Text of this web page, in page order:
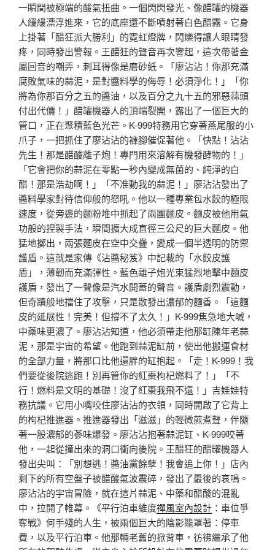
一瞬間被極端的酸氣扭曲。一個閃閃發光、像醋罐的機器
人緩緩漂浮進來，它的底座還不斷噴射著白色醋霧。它身
上掛著「醋狂派大勝利」的霓虹燈牌，閃爍得讓人眼睛發
疼，同時發出警報。王醋狂的聲音再次響起，這次帶著金
屬回音的嘲弄，刺耳得像是磨砂紙。「廖沾沾！你那充滿
腐敗氣味的蒜泥，是對醬料學的侮辱！必須淨化！」「你
將為你那百分之五的醬油，以及百分之九十五的邪惡蒜頭
付出代價！」醋罐機器人的頂端裂開，露出了一個巨大的
管口，正在聚積藍色光芒。K-999特務用它穿著燕尾服的小
爪子，一把抓住了廖沾沾的褲腳催促著他。「快點！沾沾
先生！那是醋酸離子炮！專門用來溶解有機發酵物的！」
「它會把你的蒜泥在零點一秒內變成無菌的、純淨的白
醋！那是浩劫啊！」「不准動我的蒜泥！」廖沾沾發出了
醬料學家對待信仰般的怒吼。他以一種專業包水餃的極限
速度，從旁邊的麵粉堆中抓起了兩團麵皮。麵皮被他用氣
功般的捏製手法，瞬間擴大成直徑三公尺的巨大麵皮。他
猛地擲出，兩張麵皮在空中交疊，變成一個半透明的防禦
護盾。這就是家傳《沾醬秘笈》中記載的「水餃皮護
盾」，薄韌而充滿彈性。藍色離子炮光束猛烈地擊中麵皮
護盾，發出了一聲像是汽水開蓋的聲音。護盾劇烈震動，
但奇蹟般地擋住了攻擊，只是散發出濃郁的麵香。「這麵
皮的延展性！完美！但撐不了太久！」K-999焦急地大喊，
中藥味更濃了。廖沾沾知道，他必須帶走他那缸陳年老蒜
泥，那是宇宙的希望。他跑到蒜泥缸前，使出他搬運食材
的全部力量，將那口比他還胖的缸抱起。「走！K-999！我
們要從後院逃跑！別再管你的紅棗枸杞燃料了！」「不
行！燃料是文明的基礎！沒了紅棗我飛不遠！」吉娃娃特
務抗議。它用小嘴咬住廖沾沾的衣領，同時開啟了它背上
的枸杞推進器。推進器發出「滋滋」的輕微煎煮聲，伴隨
著一股濃郁的蔘味爆發。廖沾沾抱著蒜泥缸、K-999咬著
他，一起從撞出來的洞口衝向後院。王醋狂的醋罐機器人
發出尖叫：「別想逃！醬油黨餘孽！我會追上你！」店內
剩下的所有空盤子被醋酸氣波震碎，發出了最後的哀鳴。
廖沾沾的宇宙冒險，就在這片蒜泥、中藥和醋酸的混亂
中，拉開了帷幕。《平行泊車維度禪風室內設計 ：車位爭
奪戰》何手殘的人生，被兩個巨大的陰影籠罩著：停車
費，以及平行泊車。他那輛老舊的掀背車，彷彿繼承了他